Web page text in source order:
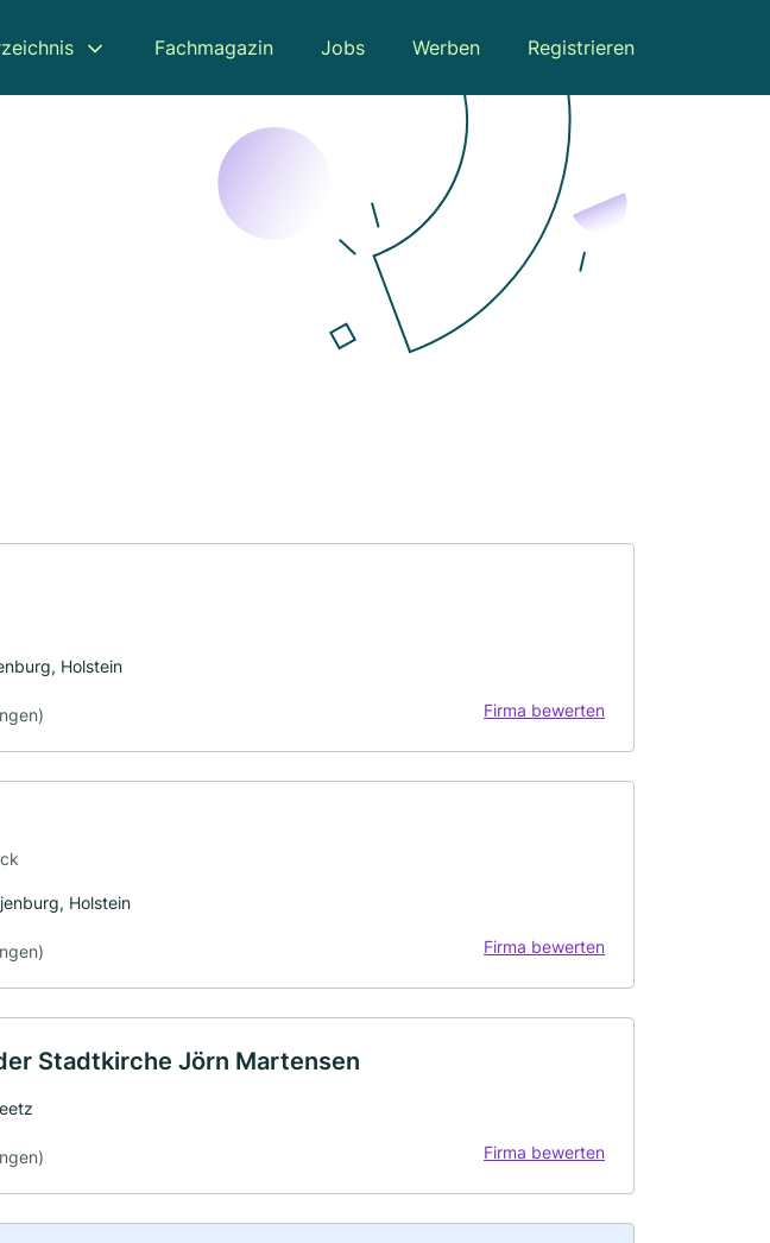
Fachmagazin Jobs Werben Registrieren
Holstein
Firma bewerten
Holstein
Firma bewerten
Stadtkirche Jörn Martensen
Firma bewerten